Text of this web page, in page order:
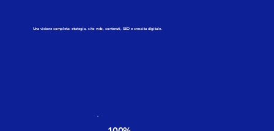
Una visione completa: strategia, sito web, contenuti, SEO e crescita digitale.